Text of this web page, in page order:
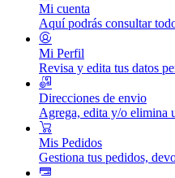
Mi cuenta
Aquí podrás consultar
Mi Perfil
Revisa y edita tus datos
Direcciones de envio
Agrega, edita y/o elimina
Mis Pedidos
Gestiona tus pedidos,